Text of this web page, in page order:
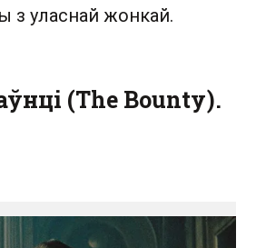
з уласнай жонкай.
(The Bounty).